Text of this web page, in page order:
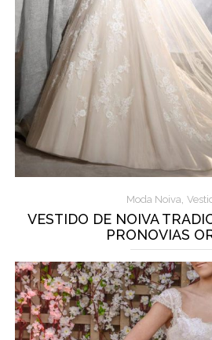
Moda Noiva,
VESTIDO DE NOIVA
PRONOVIAS